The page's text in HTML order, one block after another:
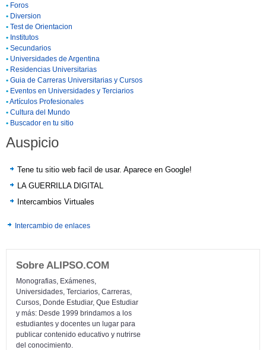
• Foros
• Diversion
• Test de Orientacion
• Institutos
• Secundarios
• Universidades de Argentina
• Residencias Universitarias
• Guia de Carreras Universitarias y Cursos
• Eventos en Universidades y Terciarios
•Artículos Profesionales
• Cultura del Mundo
• Buscador en tu sitio
Auspicio
Tene tu sitio web facil de usar. Aparece en Google!
LA GUERRILLA DIGITAL
Intercambios Virtuales
Intercambio de enlaces
Sobre ALIPSO.COM
Monografias, Exámenes,
Universidades, Terciarios, Carreras,
Cursos, Donde Estudiar, Que Estudiar
y más: Desde 1999 brindamos a los
estudiantes y docentes un lugar para
publicar contenido educativo y nutrirse
del conocimiento.